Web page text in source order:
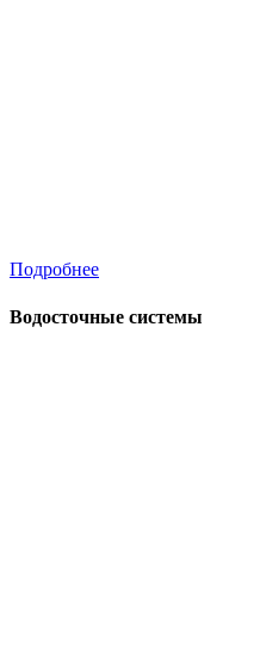
Подробнее
Водосточные системы